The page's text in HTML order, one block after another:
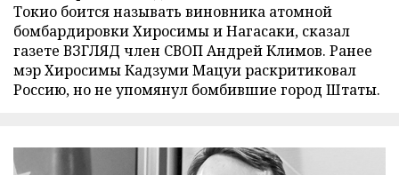
Токио боится называть виновника атомной
бомбардировки Хиросимы и Нагасаки, сказал
газете ВЗГЛЯД член СВОП Андрей Климов. Ранее
мэр Хиросимы Кадзуми Мацуи раскритиковал
Россию, но не упомянул бомбившие город Штаты.